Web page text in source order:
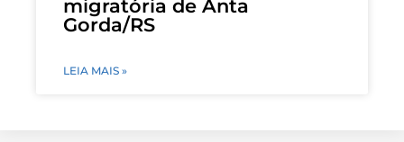
migratória de Anta
Gorda/RS
LEIA MAIS »